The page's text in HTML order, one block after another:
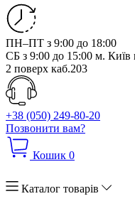
ПН–ПТ з 9:00 до 18:00
СБ з 9:00 до 15:00 м. Київ
2 поверх каб.203
+38 (050) 249-80-20
Позвонити вам?
Кошик 0
Каталог товарів